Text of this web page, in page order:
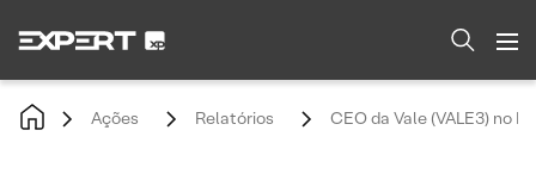
Ações Relatórios CEO da Vale (VALE3) no